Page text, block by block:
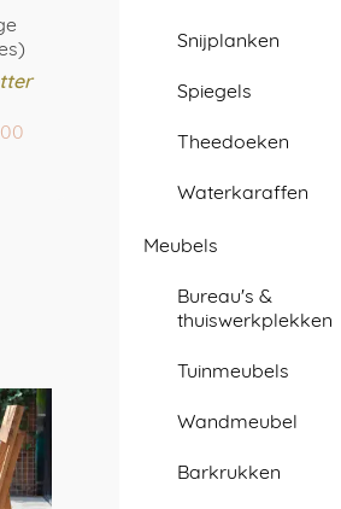
Huidige
Snijplanken
Spiegels
Theedoeken
Waterkaraffen
Meubels
Bureau's &
thuiswerkplekken
Tuinmeubels
Wandmeubel
Barkrukken